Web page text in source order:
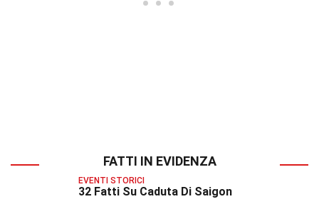
FATTI IN EVIDENZA
EVENTI STORICI
32 Fatti Su Caduta Di Saigon